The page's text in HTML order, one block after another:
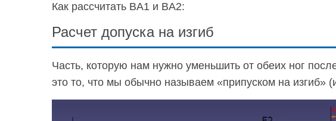
Как рассчитать BA1 и BA2:
Расчет допуска на изгиб
Часть, которую нам нужно уменьшить от обеих ног
это то, что мы обычно называем «припуском на изгиб»